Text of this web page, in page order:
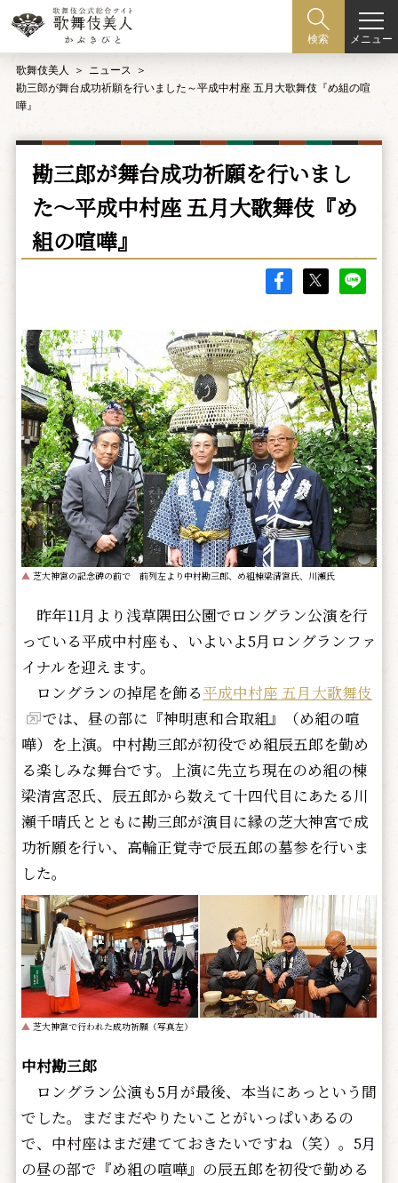
検索 メニュー
歌舞伎美人
ニュース
勘三郎が舞台成功祈願を行いました～平成中村座 五月大歌舞伎『め組の喧
嘩』
勘三郎が舞台成功祈願を行いまし
た～平成中村座 五月大歌舞伎『め
組の喧嘩』
▲芝大神宮の記念碑の前で 前列左より中村勘三郎、め組棟梁清宮氏、川瀬氏
昨年11月より浅草隅田公園でロングラン公演を行
っている平成中村座も、いよいよ5月ロングランファ
イナルを迎えます。
ロングランの掉尾を飾る平成中村座 五月大歌舞伎
では、昼の部に『神明恵和合取組』（め組の喧
嘩）を上演。中村勘三郎が初役でめ組辰五郎を勤め
る楽しみな舞台です。上演に先立ち現在のめ組の棟
梁清宮忍氏、辰五郎から数えて十四代目にあたる川
瀬千晴氏とともに勘三郎が演目に縁の芝大神宮で成
功祈願を行い、高輪正覚寺で辰五郎の墓参を行いま
した。
▲芝大神宮で行われた成功祈願（写真左）
中村勘三郎
ロングラン公演も5月が最後、本当にあっという間
でした。まだまだやりたいことがいっぱいあるの
で、中村座はまだ建てておきたいですね（笑）。5月
の昼の部で『め組の喧嘩』の辰五郎を初役で勤める